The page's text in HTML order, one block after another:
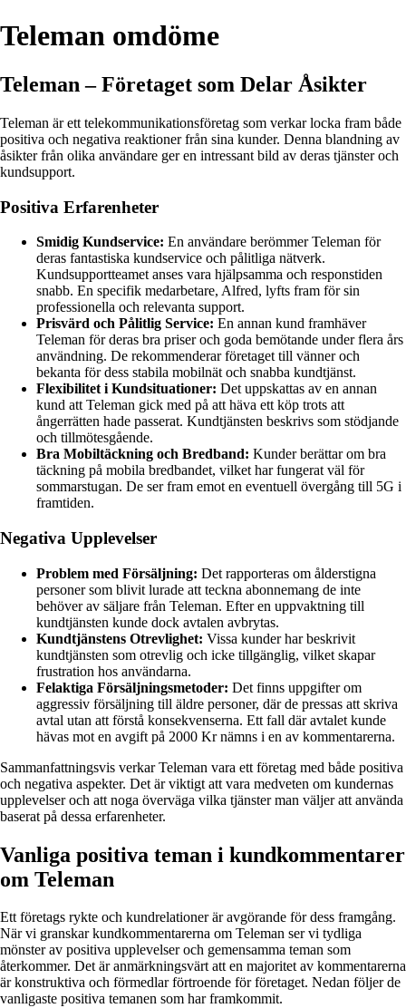
Teleman omdöme
Teleman – Företaget som Delar Åsikter
Teleman är ett telekommunikationsföretag som verkar locka fram både
positiva och negativa reaktioner från sina kunder. Denna blandning av
åsikter från olika användare ger en intressant bild av deras tjänster och
kundsupport.
Positiva Erfarenheter
Smidig Kundservice: En användare berömmer Teleman för
deras fantastiska kundservice och pålitliga nätverk.
Kundsupportteamet anses vara hjälpsamma och responstiden
snabb. En specifik medarbetare, Alfred, lyfts fram för sin
professionella och relevanta support.
Prisvärd och Pålitlig Service: En annan kund framhäver
Teleman för deras bra priser och goda bemötande under flera års
användning. De rekommenderar företaget till vänner och
bekanta för dess stabila mobilnät och snabba kundtjänst.
Flexibilitet i Kundsituationer: Det uppskattas av en annan
kund att Teleman gick med på att häva ett köp trots att
ångerrätten hade passerat. Kundtjänsten beskrivs som stödjande
och tillmötesgående.
Bra Mobiltäckning och Bredband: Kunder berättar om bra
täckning på mobila bredbandet, vilket har fungerat väl för
sommarstugan. De ser fram emot en eventuell övergång till 5G i
framtiden.
Negativa Upplevelser
Problem med Försäljning: Det rapporteras om ålderstigna
personer som blivit lurade att teckna abonnemang de inte
behöver av säljare från Teleman. Efter en uppvaktning till
kundtjänsten kunde dock avtalen avbrytas.
Kundtjänstens Otrevlighet: Vissa kunder har beskrivit
kundtjänsten som otrevlig och icke tillgänglig, vilket skapar
frustration hos användarna.
Felaktiga Försäljningsmetoder: Det finns uppgifter om
aggressiv försäljning till äldre personer, där de pressas att skriva
avtal utan att förstå konsekvenserna. Ett fall där avtalet kunde
hävas mot en avgift på 2000 Kr nämns i en av kommentarerna.
Sammanfattningsvis verkar Teleman vara ett företag med både positiva
och negativa aspekter. Det är viktigt att vara medveten om kundernas
upplevelser och att noga överväga vilka tjänster man väljer att använda
baserat på dessa erfarenheter.
Vanliga positiva teman i kundkommentarer
om Teleman
Ett företags rykte och kundrelationer är avgörande för dess framgång.
När vi granskar kundkommentarerna om Teleman ser vi tydliga
mönster av positiva upplevelser och gemensamma teman som
återkommer. Det är anmärkningsvärt att en majoritet av kommentarerna
är konstruktiva och förmedlar förtroende för företaget. Nedan följer de
vanligaste positiva temanen som har framkommit.